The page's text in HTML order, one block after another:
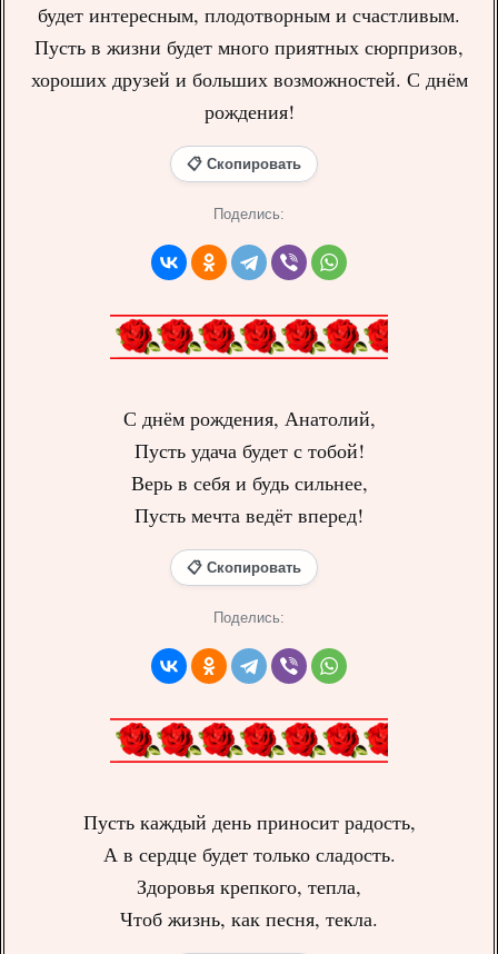
будет интересным, плодотворным и счастливым.
Пусть в жизни будет много приятных сюрпризов,
хороших друзей и больших возможностей. С днём
рождения!
📋 Скопировать
Поделись:
С днём рождения, Анатолий,
Пусть удача будет с тобой!
Верь в себя и будь сильнее,
Пусть мечта ведёт вперед!
📋 Скопировать
Поделись:
Пусть каждый день приносит радость,
А в сердце будет только сладость.
Здоровья крепкого, тепла,
Чтоб жизнь, как песня, текла.